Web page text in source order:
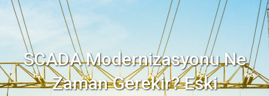
SCADA Modernizasyonu Ne
Zaman Gerekir? Eski